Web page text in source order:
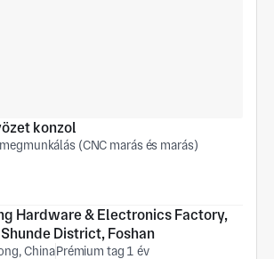
konzol
(CNC marás és marás)
Hardware & Electronics Factory,
District, Foshan
ChinaPrémium tag 1 év